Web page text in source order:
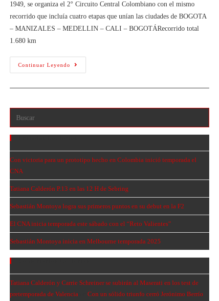
1949, se organiza el 2° Circuito Central Colombiano con el mismo
recorrido que incluía cuatro etapas que unían las ciudades de BOGOTA
– MANIZALES – MEDELLIN – CALI – BOGOTÁRecorrido total
1.680 km
Continuar Leyendo
Con victoria para un prototipo hecho en Colombia inició temporada el
CNA
Tatiana Calderón P.13 en las 12 H de Sebring
Sebastián Montoya logra sus primeros puntos en su debut en la F2
El CNA inicia temporada este sábado con el “Reto Valientes”
Sebastián Montoya inicia en Melbourne temporada 2025
Tatiana Calderón y Carrie Schreiner se subirán al Maserati en los test de
pretemporada de Valencia
Con un sólido triunfo cerró Jerónimo Berrío